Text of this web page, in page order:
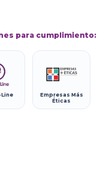
para cumplimiento:
Empresas Más
Éticas